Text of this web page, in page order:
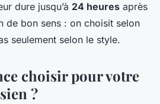
dure jusqu’à 24 heures après
de bon sens : on choisit selon
seulement selon le style.
choisir pour votre
?